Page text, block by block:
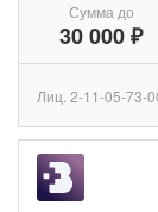
Сумма до
30 000 ₽
Лиц. 2-11-05-73-